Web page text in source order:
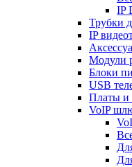
IP
Трубки
IP
Модули
Блоки
USB
Платы и
VoIP